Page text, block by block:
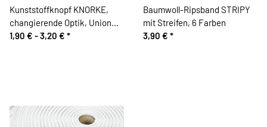
Kunststoffknopf KNORKE,
changierende Optik, Union
Knopf
1,90 € -3,20 € *
Baumwoll-Ripsband STRIPY
mit Streifen, 6 Farben
3,90 € *